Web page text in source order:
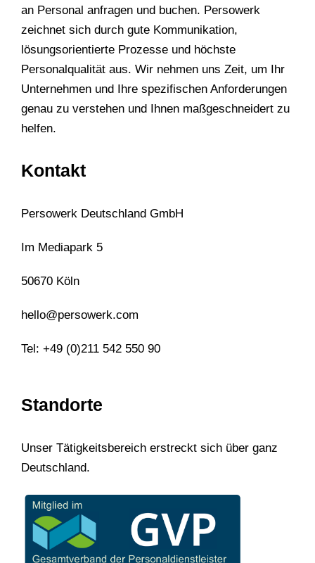
an Personal anfragen und buchen. Persowerk
zeichnet sich durch gute Kommunikation,
lösungsorientierte Prozesse und höchste
Personalqualität aus. Wir nehmen uns Zeit, um Ihr
Unternehmen und Ihre spezifischen Anforderungen
genau zu verstehen und Ihnen maßgeschneidert zu
helfen.
Kontakt
Persowerk Deutschland GmbH
Im Mediapark 5
50670 Köln
hello@persowerk.com
Tel: +49 (0)211 542 550 90
Standorte
Unser Tätigkeitsbereich erstreckt sich über ganz
Deutschland.